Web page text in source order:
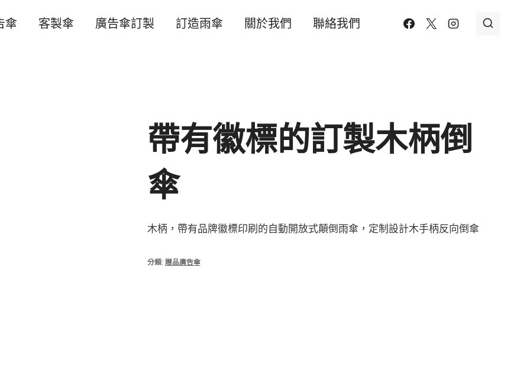
傘 客製傘 廣告傘訂製 訂造雨傘 關於我們 聯絡我們
帶有徽標的訂製木柄倒
傘
木柄，帶有品牌徽標印刷的自動開放式顛倒雨傘，定制設計木手柄反向倒傘
分類: 贈品廣告傘